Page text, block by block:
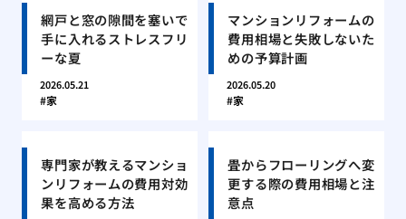
網戸と窓の隙間を塞いで
手に入れるストレスフリ
ーな夏
2026.05.21
家
マンションリフォームの
費用相場と失敗しないた
めの予算計画
2026.05.20
家
専門家が教えるマンショ
ンリフォームの費用対効
果を高める方法
畳からフローリングへ変
更する際の費用相場と注
意点